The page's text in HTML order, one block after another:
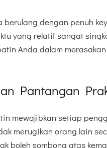
berulang dengan penuh
yang relatif sangat
Anda dalam
Pantangan
mewajibkan setiap
merugikan orang lain
boleh sombong atas